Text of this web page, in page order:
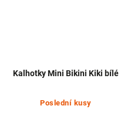
Kalhotky Mini Bikini Kiki bílé
Poslední kusy